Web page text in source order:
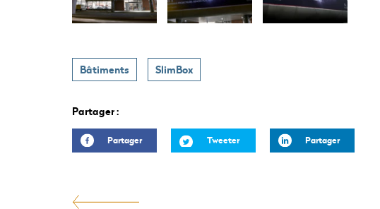
Bâtiments SlimBox
Partager :
Partager Tweeter Partager